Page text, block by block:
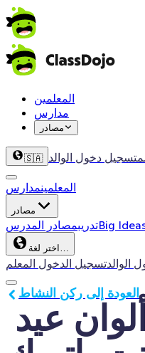
المعلمين
مدارس
مصادر
🇸🇦 تسجيل دخول الوالد
المعلمينمدارس
مصادر
تدريبمصادر المدرس Big
اختر لغة…
تسجيل الدخول المعلمالوالد
العودة إلى ركن النشاط